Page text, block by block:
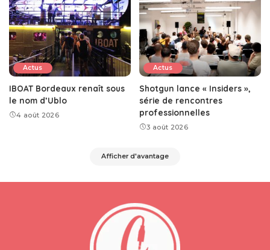
Actus
IBOAT Bordeaux renaît sous
le nom d’Ublo
4 août 2026
Actus
Shotgun lance « Insiders »,
série de rencontres
professionnelles
3 août 2026
Afficher d'avantage